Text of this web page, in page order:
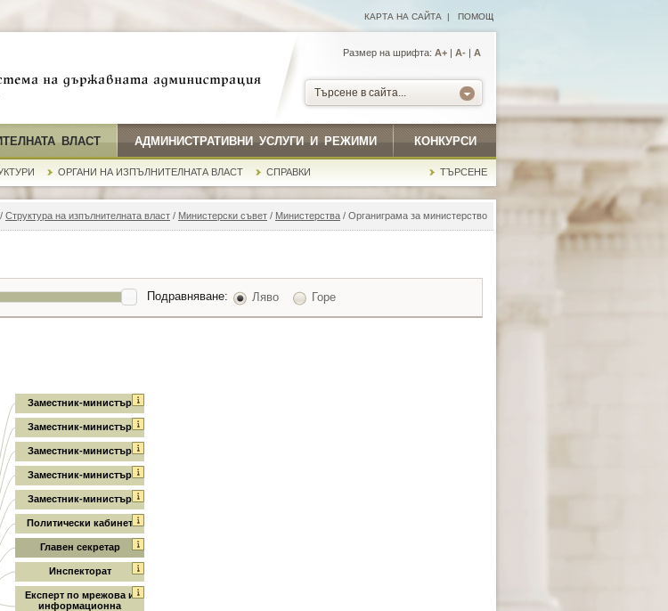
КАРТА НА САЙТА | ПОМОЩ
Размер на шрифта: А+ | A- | A
Търсене в сайта...
ВЛАСТ АДМИНИСТРАТИВНИ УСЛУГИ И РЕЖИМИ КОНКУРСИ
ОРГАНИ НА ИЗПЪЛНИТЕЛНАТА ВЛАСТ СПРАВКИ ТЪРСЕНЕ
/ Структура на изпълнителната власт / Министерски съвет / Министерства / Органиграма за министерство
Подравняване: Ляво Горе
Заместник-министър
Заместник-министър
Заместник-министър
Заместник-министър
Заместник-министър
Политически кабинет
Главен секретар
Инспекторат
Експерт по мрежова и
информационна